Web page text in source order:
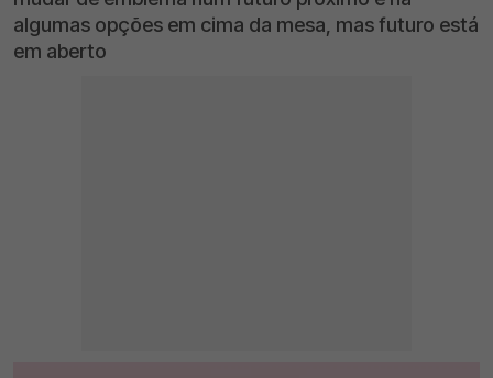
algumas opções em cima da mesa, mas futuro está
em aberto